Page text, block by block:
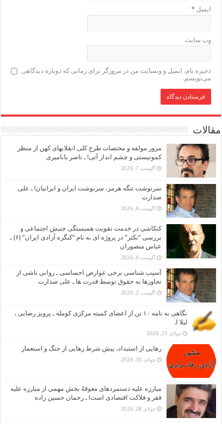
ایمیل*
وب‌ سایت
ذخیره نام، ایمیل و وبسایت من در مرورگر برای زمانی که دوباره دیدگاهی
می‌نویسم.
مقالات
مرور مولفه و مختصات طرح کلی انقلابهای کهن از منظر
کمونیستی و چشم انداز آتی! ـ ناصر بابامیری
آگوست 7, 2026
سرنوشت تنگه هرمز، سرنوشت ایران و ایرانیان! ـ علی
صدارت
آگوست 6, 2026
کنکاشی در خدمت تقویت همبستگی جنبش اجتماعی و
بررسی “نکثر” در پروژه ای به نام “کنگره آزادی ایران” (۶) ـ
عباس منصوران
آگوست 6, 2026
آسیب شناسی برخی عوارض احساسی ـ روانی ناشی از
تجاوزها به حقوق توسط قدرت ها ـ علی صدارت
آگوست 2, 2026
نگاهی به نامه ۱۰ تن از اعضای کمیته مرکزی کومله ـ پرویز رضایی ،
لیلا ا.
جولای 31, 2026
رهایی از استبداد، پیش شرط رهایی از جنگ و استعمار
جولای 30, 2026
مبارزه علیه دستمزدهای معوقهُ بخش مهمی از مبارزه علیه
فقر و فلاکت اقتصادی است! ـ رحمان حسین زاده
جولای 28, 2026